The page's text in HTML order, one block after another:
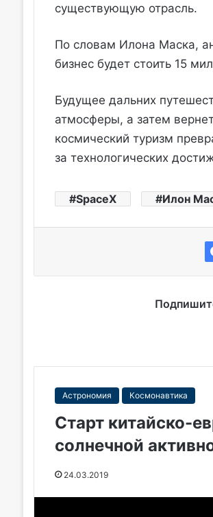
существующую отрасль.
По словам Илона Маска,
бизнес будет стоить 15
Будущее дальних
атмосферы, а затем
космический туризм
за технологических
SpaceX Илон